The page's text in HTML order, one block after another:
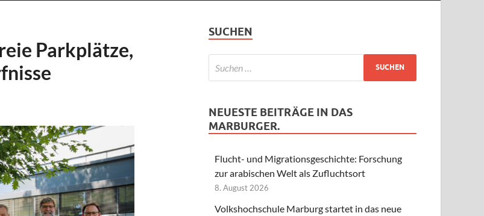
Parkplätze,
SUCHEN
NEUESTE BEITRÄGE IN DAS
MARBURGER.
Flucht- und Migrationsgeschichte: Forschung
zur arabischen Welt als Zufluchtsort
8. August 2026
Volkshochschule Marburg startet in das neue